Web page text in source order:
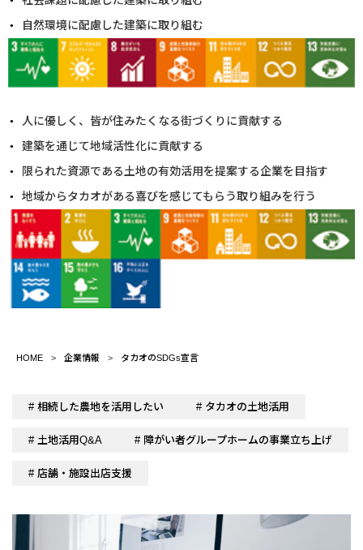
自然環境に配慮した建築に取り組む
人に優しく、皆が住みたくなる街づくりに貢献する
建築を通じて地域活性化に貢献する
限られた資源である土地の有効活用を提案する企業を目指す
地域からタカオがある喜びを感じてもらう取り組みを行う
HOME 企業情報 タカオのSDGs宣言
# 相続した農地を活用したい # タカオの土地活用
# 土地活用Q&A # 障がい者グループホームの事業立ち上げ
# 店舗・施設出店支援